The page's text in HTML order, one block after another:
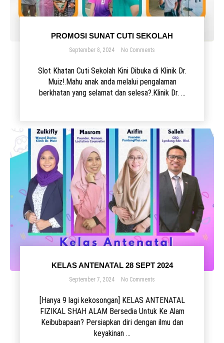
PROMOSI SUNAT CUTI SEKOLAH
September 8, 2024 No Comments
Slot Khatan Cuti Sekolah Kini Dibuka di Klinik Dr.
Muiz!.Mahu anak anda melalui pengalaman
berkhatan yang selamat dan selesa?.Klinik Dr. ...
KELAS ANTENATAL 28 SEPT 2024
September 7, 2024 No Comments
[Hanya 9 lagi kekosongan] KELAS ANTENATAL
FIZIKAL SHAH ALAM Bersedia Untuk Ke Alam
Keibubapaan? Persiapkan diri dengan ilmu dan
keyakinan ...